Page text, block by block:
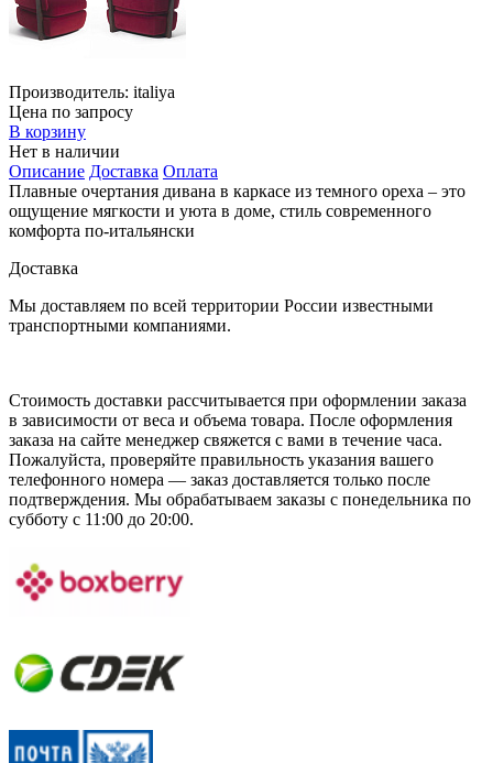
Производитель: italiya
Цена по запросу
В корзину
Нет в наличии
Описание Доставка Оплата
Плавные очертания дивана в каркасе из темного ореха – это
ощущение мягкости и уюта в доме, стиль современного
комфорта по-итальянски
Доставка
Мы доставляем по всей территории России известными
транспортными компаниями.
Стоимость доставки рассчитывается при оформлении заказа
в зависимости от веса и объема товара. После оформления
заказа на сайте менеджер свяжется с вами в течение часа.
Пожалуйста, проверяйте правильность указания вашего
телефонного номера — заказ доставляется только после
подтверждения. Мы обрабатываем заказы с понедельника по
субботу с 11:00 до 20:00.